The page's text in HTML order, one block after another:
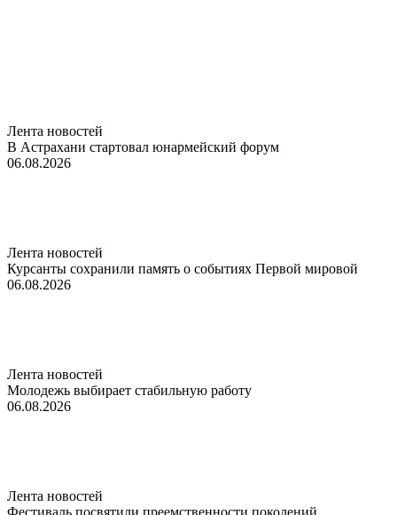
Лента новостей
В Астрахани стартовал юнармейский форум
06.08.2026
Лента новостей
Курсанты сохранили память о событиях Первой мировой
06.08.2026
Лента новостей
Молодежь выбирает стабильную работу
06.08.2026
Лента новостей
Фестиваль посвятили преемственности поколений